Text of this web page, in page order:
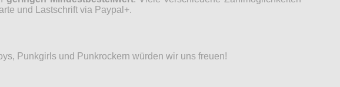
und Lastschrift via Paypal+.
Punkgirls und Punkrockern würden wir uns freuen!